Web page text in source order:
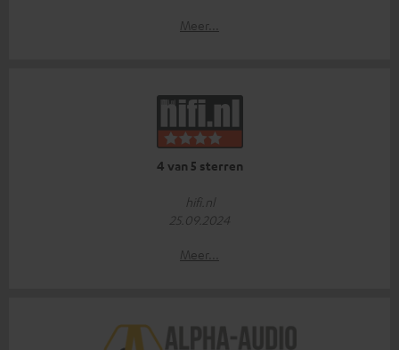
Meer...
4 van 5 sterren
hifi.nl
25.09.2024
Meer...